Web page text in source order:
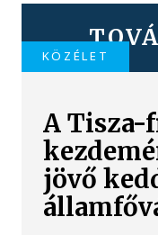
KÖZÉLET
A Tisza-
jövő